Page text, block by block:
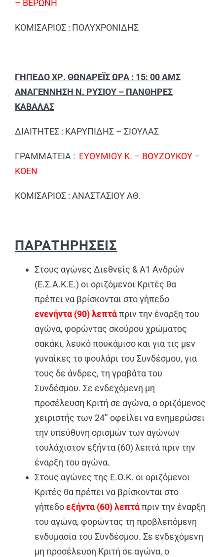
– ΒΕΡΩΝΗ
ΚΟΜΙΣΑΡΙΟΣ : ΠΟΛΥΧΡΟΝΙΔΗΣ
ΓΗΠΕΔΟ ΧΡ. ΘΩΝΑΡΕΪΣ ΩΡΑ : 15: 00 ΑΜΣ
ΑΝΑΓΕΝΝΗΣΗ Ν. ΡΥΣΙΟΥ – ΠΑΝΘΗΡΕΣ
ΚΑΒΑΛΑΣ
ΔΙΑΙΤΗΤΕΣ : ΚΑΡΥΠΙΔΗΣ – ΣΙΟΥΛΑΣ
ΓΡΑΜΜΑΤΕΙΑ : ΕΥΘΥΜΙΟΥ Κ. – ΒΟΥΖΟΥΚΟΥ –
ΚΟΕΝ
ΚΟΜΙΣΑΡΙΟΣ : ΑΝΑΣΤΑΣΙΟΥ ΑΘ.
ΠΑΡΑΤΗΡΗΣΕΙΣ
Στους αγώνες Διεθνείς & Α1 Ανδρών
(Ε.Σ.Α.Κ.Ε.) οι οριζόμενοι Κριτές θα
πρέπει να βρίσκονται στο γήπεδο
ενενήντα (90) λεπτάπριν την έναρξη του
αγώνα, φορώντας σκούρου χρώματος
σακάκι, λευκό πουκάμισο και για τις μεν
γυναίκες το φουλάρι του Συνδέσμου, για
τους δε άνδρες, τη γραβάτα του
Συνδέσμου. Σε ενδεχόμενη μη
προσέλευση Κριτή σε αγώνα, ο οριζόμενος
χειριστής των 24’’ οφείλει να ενημερώσει
την υπεύθυνη ορισμών των αγώνων
τουλάχιστον εξήντα (60) λεπτά πριν την
έναρξη του αγώνα.
Στους αγώνες της Ε.Ο.Κ. οι οριζόμενοι
Κριτές θα πρέπει να βρίσκονται στο
γήπεδοεξήντα (60) λεπτάπριν την έναρξη
του αγώνα, φορώντας τη προβλεπόμενη
ενδυμασία του Συνδέσμου. Σε ενδεχόμενη
μη προσέλευση Κριτή σε αγώνα, ο